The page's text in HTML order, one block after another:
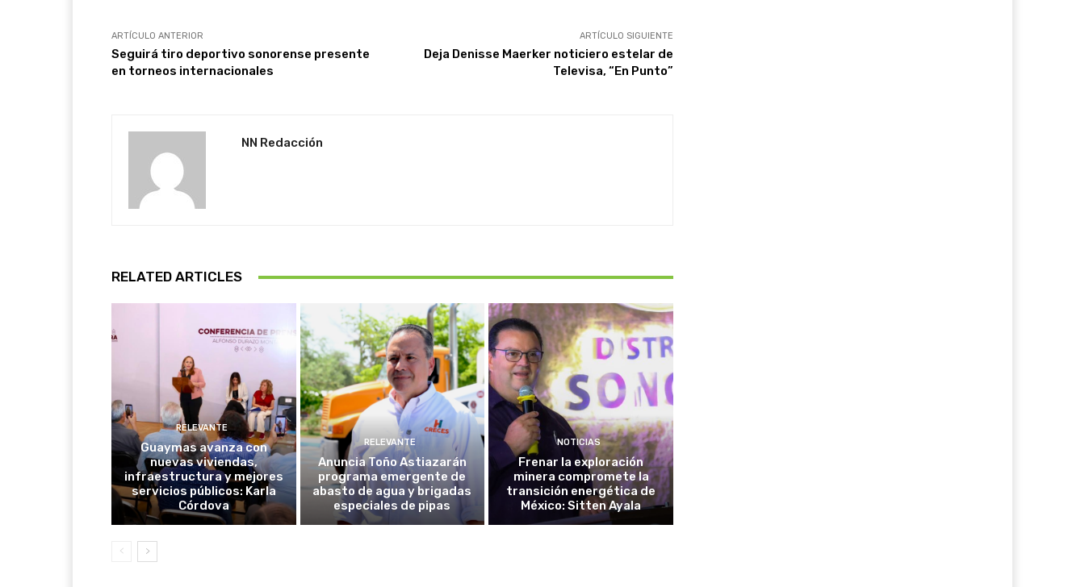
ARTÍCULO ANTERIOR
Seguirá tiro deportivo sonorense presente
en torneos internacionales
ARTÍCULO SIGUIENTE
Deja Denisse Maerker noticiero estelar de
Televisa, “En Punto”
NN Redacción
RELATED ARTICLES
RELEVANTE
Guaymas avanza con
nuevas viviendas,
infraestructura y mejores
servicios públicos: Karla
Córdova
RELEVANTE
Anuncia Toño Astiazarán
programa emergente de
abasto de agua y brigadas
especiales de pipas
NOTICIAS
Frenar la exploración
minera compromete la
transición energética de
México: Sitten Ayala